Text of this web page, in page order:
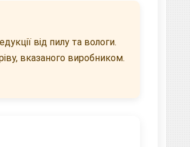
від пилу та вологи.
вказаного виробником.